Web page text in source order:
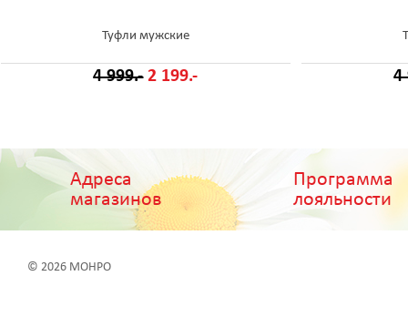
Туфли мужские
4 999.- 2 199.- 4
Адреса
магазинов
Программа
лояльности
© 2026 МОНРО